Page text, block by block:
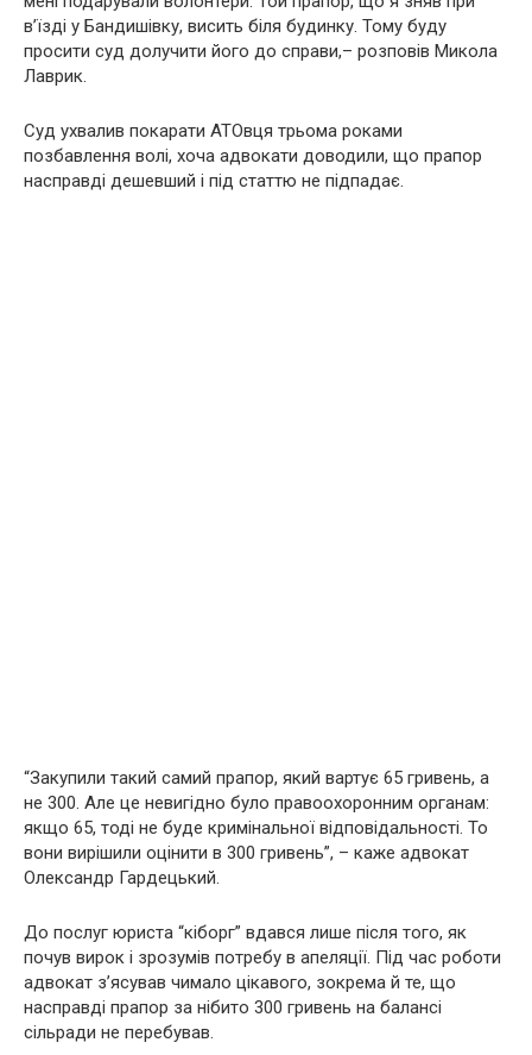
в’їзді у Бандишівку, висить біля будинку. Тому буду
просити суд долучити його до справи,– розповів Микола
Лаврик.
Суд ухвалив покарати АТОвця трьома роками
позбавлення волі, хоча адвокати доводили, що прапор
насправді дешевший і під статтю не підпадає.
“Закупили такий самий прапор, який вартує 65 гривень, а
не 300. Але це невигідно було правоохоронним органам:
якщо 65, тоді не буде кримінальної відповідальності. То
вони вирішили оцінити в 300 гривень”, – каже адвокат
Олександр Гардецький.
До послуг юриста “кіборг” вдався лише після того, як
почув вирок і зрозумів потребу в апеляції. Під час роботи
адвокат з’ясував чимало цікавого, зокрема й те, що
насправді прапор за нібито 300 гривень на балансі
сільради не перебував.